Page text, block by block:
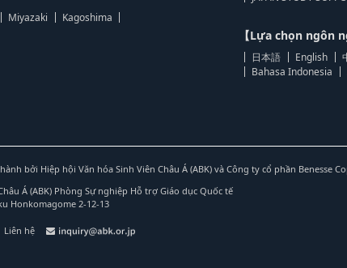
Miyazaki
Kagoshima
【Lựa chọn ngôn
日本語 English
Bahasa Indonesia
bởi Hiệp hội Văn hóa Sinh Viên Châu Á (ABK) và Công ty cổ phần Benesse
Á (ABK) Phòng Sự nghiệp Hỗ trợ Giáo dục Quốc tế
Honkomagome 2-12-13
Liên hệ